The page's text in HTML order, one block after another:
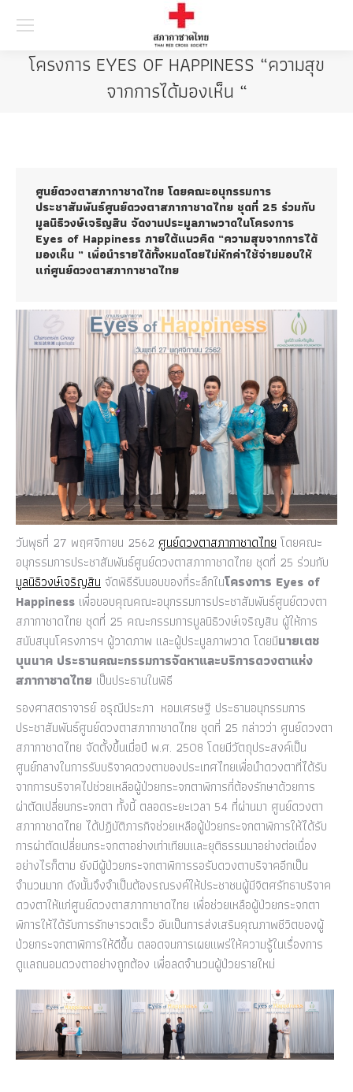
โครงการ EYES OF HAPPINESS “ความสุข
จากการได้มองเห็น “
ศูนย์ดวงตาสภากาชาดไทย โดยคณะอนุกรรมการ
ประชาสัมพันธ์ศูนย์ดวงตาสภากาชาดไทย ชุดที่ 25 ร่วมกับ
มูลนิธิวงษ์เจริญสิน จัดงานประมูลภาพวาดในโครงการ
Eyes of Happiness ภายใต้แนวคิด “ความสุขจากการได้
มองเห็น ” เพื่อนำรายได้ทั้งหมดโดยไม่หักค่าใช้จ่ายมอบให้
แก่ศูนย์ดวงตาสภากาชาดไทย
วันพุธที่ 27 พฤศจิกายน 2562 ศูนย์ดวงตาสภากาชาดไทย โดยคณะ
อนุกรรมการประชาสัมพันธ์ศูนย์ดวงตาสภากาชาดไทย ชุดที่ 25 ร่วมกับ
มูลนิธิวงษ์เจริญสิน จัดพิธีรับมอบของที่ระลึกในโครงการ Eyes of
Happiness เพื่อขอบคุณคณะอนุกรรมการประชาสัมพันธ์ศูนย์ดวงตา
สภากาชาดไทย ชุดที่ 25 คณะกรรมการมูลนิธิวงษ์เจริญสิน ผู้ให้การ
สนับสนุนโครงการฯ ผู้วาดภาพ และผู้ประมูลภาพวาด โดยมีนายเตช
บุนนาค ประธานคณะกรรมการจัดหาและบริการดวงตาแห่ง
สภากาชาดไทย เป็นประธานในพิธี
รองศาสตราจารย์ อรุณีประภา หอมเศรษฐี ประธานอนุกรรมการ
ประชาสัมพันธ์ศูนย์ดวงตาสภากาชาดไทย ชุดที่ 25 กล่าวว่า ศูนย์ดวงตา
สภากาชาดไทย จัดตั้งขึ้นเมื่อปี พ.ศ. 2508 โดยมีวัตถุประสงค์เป็น
ศูนย์กลางในการรับบริจาคดวงตาของประเทศไทยเพื่อนำดวงตาที่ได้รับ
จากการบริจาคไปช่วยเหลือผู้ป่วยกระจกตาพิการที่ต้องรักษาด้วยการ
ผ่าตัดเปลี่ยนกระจกตา ทั้งนี้ ตลอดระยะเวลา 54 ที่ผ่านมา ศูนย์ดวงตา
สภากาชาดไทย ได้ปฏิบัติภารกิจช่วยเหลือผู้ป่วยกระจกตาพิการให้ได้รับ
การผ่าตัดเปลี่ยนกระจกตาอย่างเท่าเทียมและยุติธรรมมาอย่างต่อเนื่อง
อย่างไรก็ตาม ยังมีผู้ป่วยกระจกตาพิการรอรับดวงตาบริจาคอีกเป็น
จำนวนมาก ดังนั้นจึงจำเป็นต้องรณรงค์ให้ประชาชนผู้มีจิตศรัทธาบริจาค
ดวงตาให้แก่ศูนย์ดวงตาสภากาชาดไทย เพื่อช่วยเหลือผู้ป่วยกระจกตา
พิการให้ได้รับการรักษารวดเร็ว อันเป็นการส่งเสริมคุณภาพชีวิตของผู้
ป่วยกระจกตาพิการให้ดีขึ้น ตลอดจนการเผยแพร่ให้ความรู้ในเรื่องการ
ดูแลถนอมดวงตาอย่างถูกต้อง เพื่อลดจำนวนผู้ป่วยรายใหม่